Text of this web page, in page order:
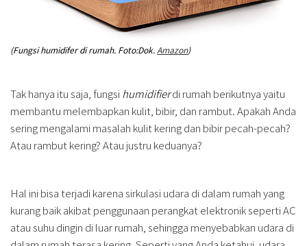
(Fungsi humidifer di rumah. Foto:Dok.Amazon)
Tak hanya itu saja, fungsi humidifierdi rumah berikutnya yaitu
membantu melembapkan kulit, bibir, dan rambut. Apakah Anda
sering mengalami masalah kulit kering dan bibir pecah-pecah?
Atau rambut kering? Atau justru keduanya?
Hal ini bisa terjadi karena sirkulasi udara di dalam rumah yang
kurang baik akibat penggunaan perangkat elektronik seperti AC
atau suhu dingin di luar rumah, sehingga menyebabkan udara di